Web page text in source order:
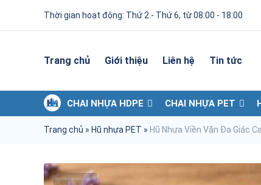
Thời gian hoạt động: Thứ 2 - Thứ 6, từ 08:00 - 18:00
Trang chủ Giới thiệu Liên hệ Tin tức
CHAI NHỰA HDPE CHAI NHỰA PET
Trang chủ » Hũ nhựa PET » Hũ Nhựa Viền Vặn Đa Giác